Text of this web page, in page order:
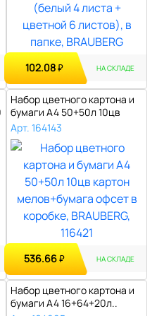
102.08₽ НА СКЛАДЕ
Набор цветного картона и
бумаги А4 50+50л 10цв
картон м..
Арт. 164143
536.66₽ НА СКЛАДЕ
Набор цветного картона и
бумаги А4 16+64+20л..